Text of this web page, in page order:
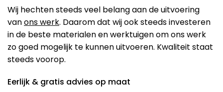
Wij hechten steeds veel belang aan de uitvoering
vanons werk. Daarom dat wij ook steeds investeren
in de beste materialen en werktuigen om ons werk
zo goed mogelijk te kunnen uitvoeren. Kwaliteit staat
steeds voorop.
Eerlijk & gratis advies op maat